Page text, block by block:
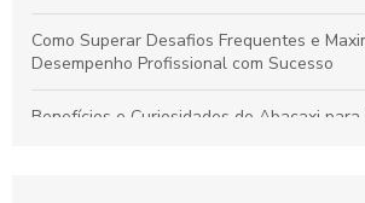
Como Superar Desafios Frequentes e
Desempenho Profissional com Sucesso
Benefícios e Curiosidades do Abacaxi